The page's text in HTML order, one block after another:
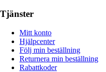
Tjänster
Mitt konto
Hjälpcenter
Följ min beställning
Returnera min beställning
Rabattkoder